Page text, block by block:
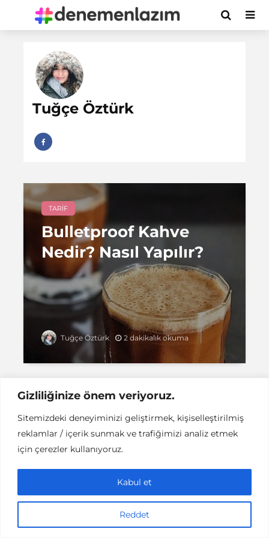
Gizliliğinize önem veriyoruz.
Sitemizdeki deneyiminizi geliştirmek, kişiselleştirilmiş
reklamlar / içerik sunmak ve trafiğimizi analiz etmek
için çerezler kullanıyoruz.
Reddet
Kabul et
Tuğçe Öztürk
TARIF
Bulletproof Kahve
Nedir? Nasıl Yapılır?
Tuğçe Öztürk 2 dakikalık okuma
Instant DCPC © Her Hakkı Saklıdır |İLETİŞİM
This work is licensed under aCreative
Commons Attribution-NonCommercial-NoDerivatives 4.0